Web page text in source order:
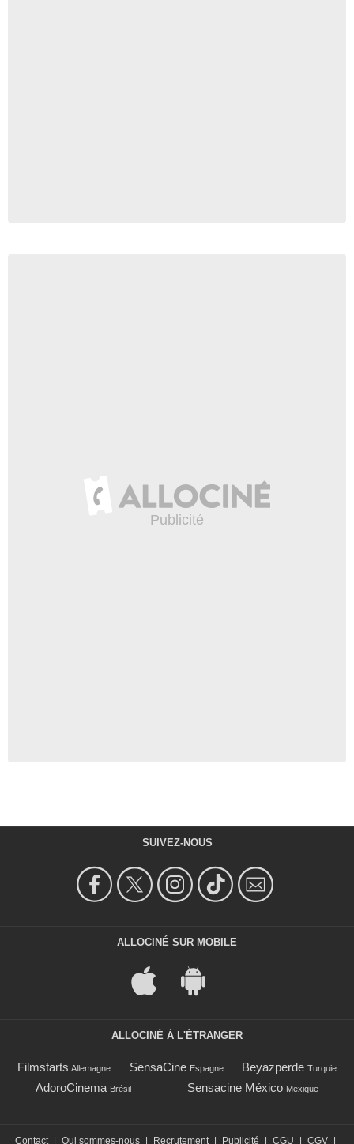
SUIVEZ-NOUS
ALLOCINÉ SUR MOBILE
ALLOCINÉ À L'ÉTRANGER
Filmstarts Allemagne SensaCine Espagne Beyazperde Turquie
AdoroCinema Brésil Sensacine México Mexique
Contact | Qui sommes-nous | Recrutement | Publicité | CGU | CGV |